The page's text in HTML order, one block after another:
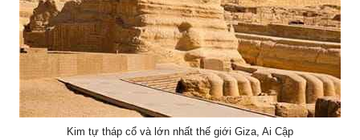
Kim tự tháp cổ và lớn nhất thế giới Giza, Ai Cập